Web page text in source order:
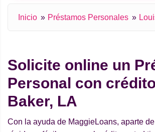
Inicio Préstamos Personales
Solicite online un
Personal con
Baker, LA
Con la ayuda de MaggieLoans, aparte